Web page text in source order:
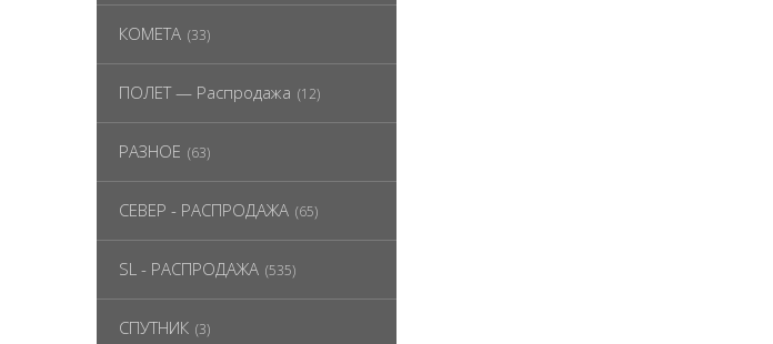
КОМЕТА (33)
ПОЛЕТ — Распродажа (12)
РАЗНОЕ (63)
СЕВЕР - РАСПРОДАЖА (65)
SL - РАСПРОДАЖА (535)
СПУТНИК (3)